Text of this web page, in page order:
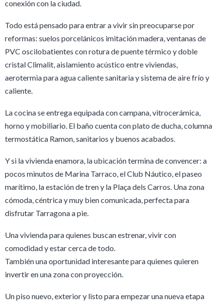
conexión con la ciudad.
Todo está pensado para entrar a vivir sin preocuparse por
reformas: suelos porcelánicos imitación madera, ventanas de
PVC oscilobatientes con rotura de puente térmico y doble
cristal Climalit, aislamiento acústico entre viviendas,
aerotermia para agua caliente sanitaria y sistema de aire frío y
caliente.
La cocina se entrega equipada con campana, vitrocerámica,
horno y mobiliario. El baño cuenta con plato de ducha, columna
termostática Ramon, sanitarios y buenos acabados.
Y si la vivienda enamora, la ubicación termina de convencer: a
pocos minutos de Marina Tarraco, el Club Náutico, el paseo
marítimo, la estación de tren y la Plaça dels Carros. Una zona
cómoda, céntrica y muy bien comunicada, perfecta para
disfrutar Tarragona a pie.
Una vivienda para quienes buscan estrenar, vivir con
comodidad y estar cerca de todo.
También una oportunidad interesante para quienes quieren
invertir en una zona con proyección.
Un piso nuevo, exterior y listo para empezar una nueva etapa